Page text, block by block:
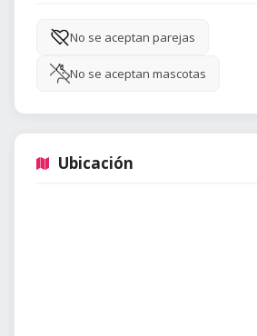
No se aceptan parejas
No se aceptan mascotas
Ubicación